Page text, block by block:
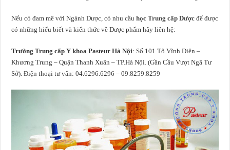
Nếu có đam mê với Ngành Dược, có nhu cầuhọc Trung cấp Dược để được
có những hiểu biết và kiến thức về Dược phẩm hãy liên hệ:
Trường Trung cấp Y khoa Pasteur Hà Nội: Số 101 Tô Vĩnh Diện –
Khương Trung – Quận Thanh Xuân – TP.Hà Nội. (Gần Cầu Vượt Ngã Tư
Sở). Điện thoại tư vấn: 04.6296.6296 – 09.8259.8259